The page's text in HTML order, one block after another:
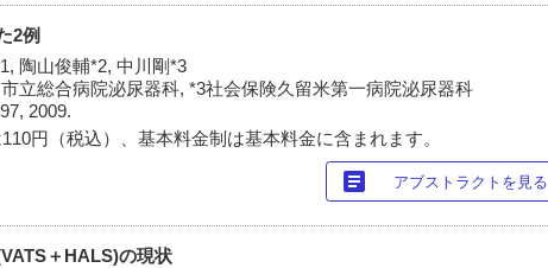
2例
陶山俊輔*2, 中川剛*3
立総合病院泌尿器科, *3社会保険久留米第一病院泌尿器科
2009.
円（税込）、基本料金制は基本料金に含まれます。
article アブストラクトを見る
＋HALS)の現状